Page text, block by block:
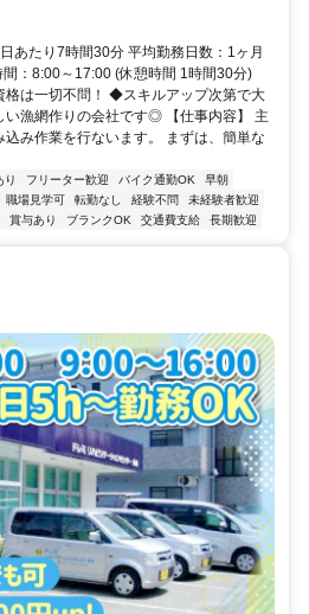
あたり7時間30分 平均勤務日数：1ヶ月
：8:00～17:00 (休憩時間 1時間30分)
は一切不問！ ◆スキルアップ次第で大
漁網作りの会社です◎ 【仕事内容】 主
み作業を行ないます。 まずは、簡単な
り フリーター歓迎 バイク通勤OK
早朝
職場見学可 転勤なし 経験不問
未経験者歓迎
賞与あり ブランクOK 交通費支給 長期歓迎